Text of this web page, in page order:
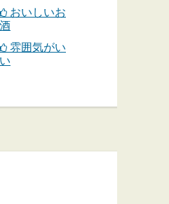
おいしいお
酒
雰囲気がい
い